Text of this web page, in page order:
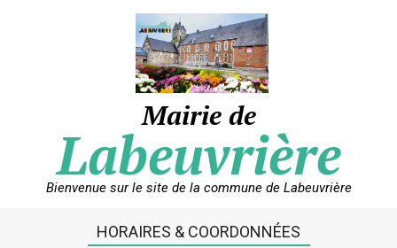
Mairie de
Labeuvrière
Bienvenue sur le site de la commune de Labeuvrière
HORAIRES & COORDONNÉES